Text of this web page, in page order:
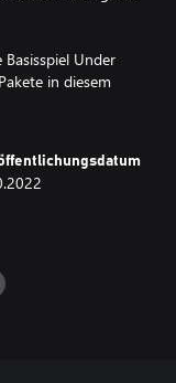
Under
in diesem